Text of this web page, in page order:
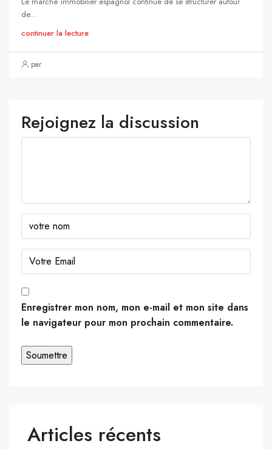
de...
continuer la lecture
par
Rejoignez la discussion
Enregistrer mon nom, mon e-mail et mon site dans
le navigateur pour mon prochain commentaire.
Articles récents